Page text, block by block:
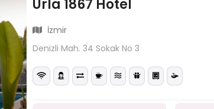
Urla 1867 Hotel
İzmir
Denizli Mah. 34 Sokak No 3